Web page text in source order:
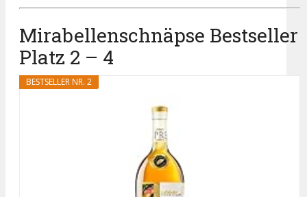
Mirabellenschnäpse Bestseller
Platz 2 – 4
BESTSELLER NR. 2